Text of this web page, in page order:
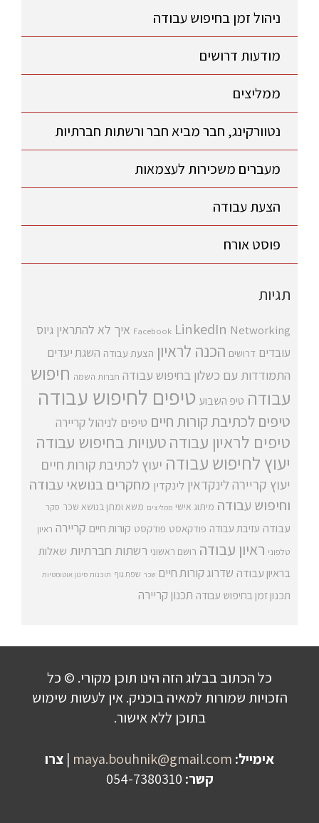
ניהול זמן בחיפוש עבודה
מודעות דרושים
ממליצים
נטוורקינג, חבר מביא חבר ורשתות חברתיות
מעברים משכירות לעצמאות
הצעת עבודה
פוסט אורח
תגיות
Facebook LinkedIn Networking איך לא להתראין גיוס
עובדים דרושים הכנה לראיון הצעת עבודה השגת יעדים
התמודדות עם כשלון בחיפוש עבודה חברות השמה חיפוש
עבודה טיפ השבוע טיפים לחיפוש עבודה
טיפים לכתיבת קורות חיים טיפים לניהול קריירה
טיפים לראיון עבודהטעויות בחיפוש עבודה
יעוץ לחיפוש עבודה יעוץ לכתיבת קורות חיים
יעוץ קריירה לינקדאין לינקדין מחקרים בנושאי עבודה
וחיפוש עבודה מיתוג אישי ממליצים משא ומתן בנושא שכר סקר
עבודה עזיבת עבודה פודקאסט פודקסט קורות חיים קריירה ראיון
טלפוני ראיון עבודה רושם ראשוני רשתות חברתיות שאלות
בראיון עבודה שדרוג קורות חיים שכר שפת גוף תוכנות סינון אוטומטיות
תכנון זמן בחיפוש עבודה תכנון קריירה
כל הכתוב בבלוג הזה הינו תוכן מקורי. © כל
הזכויות שמורות למאיה בוכניק. אין לעשות שימוש
בתוכן ללא אישור.
אימייל: maya.bouhnik@gmail.com
| צרו
קשר: